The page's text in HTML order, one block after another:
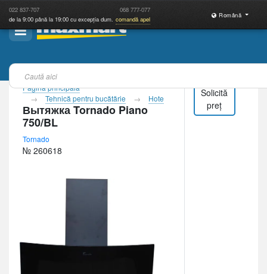
022 837-707 068 777-077
de la 9:00 până la 19:00 cu excepția dum. comandă apel
Română
Pagina principală
Tehnică pentru bucătărie
Hote
Вытяжка Tornado Piano
750/BL
Tornado
№ 260618
Solicită
preț